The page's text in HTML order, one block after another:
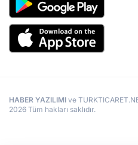
HABER YAZILIMI ve
2026 Tüm hakları saklıdır.